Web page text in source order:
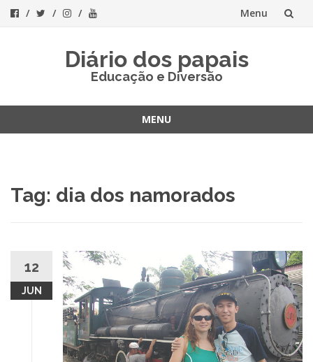
Menu
Diário dos papais
Educação e Diversão
MENU
Tag: dia dos namorados
12
JUN